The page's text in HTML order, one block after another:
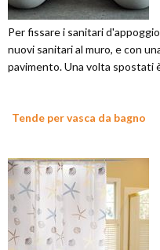
Per fissare i sanitari
nuovi sanitari al muro, e con
pavimento. Una volta spostati
Tende per vasca da bagno